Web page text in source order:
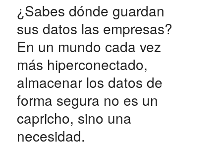
¿Sabes dónde guardan
sus datos las empresas?
En un mundo cada vez
más hiperconectado,
almacenar los datos de
forma segura no es un
capricho, sino una
necesidad.